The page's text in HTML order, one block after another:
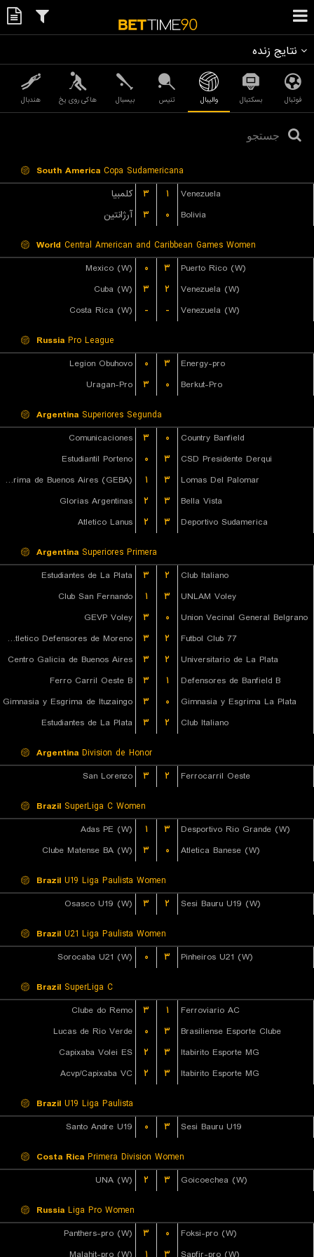
نتایج زنده
فوتبال بسکتبال والیبال تنیس بیسبال هاکی روی یخ هندبال
South America Copa Sudamericana
کلمبیا
۳ ۱
Venezuela
آرژانتین
۳ ۰ Bolivia
World Central American and Caribbean Games Women
Mexico (W)
۰ ۳
Puerto Rico (W)
Cuba (W)
۳ ۲
Venezuela (W)
Costa Rica (W)
- - Venezuela (W)
Russia Pro League
Legion Obuhovo
۰ ۳
Energy-pro
Uragan-Pro
۳ ۰ Berkut-Pro
Argentina Superiores Segunda
Comunicaciones
۳ ۰
Country Banfield
Estudiantil Porteno
۰ ۳
CSD Presidente Derqui
Gimnasia y Esgrima de Buenos Aires (GEBA)
۱ ۳
Lomas Del Palomar
Glorias Argentinas
۲ ۳
Bella Vista
Atletico Lanus
۲ ۳ Deportivo Sudamerica
Argentina Superiores Primera
Estudiantes de La Plata
۳ ۲
Club Italiano
Club San Fernando
۱ ۳
UNLAM Voley
GEVP Voley
۳ ۰
Union Vecinal General Belgrano
Club Atletico Defensores de Moreno
۳ ۲
77 Futbol Club
Centro Galicia de Buenos Aires
۳ ۲
Universitario de La Plata
Ferro Carril Oeste B
۳ ۱
Defensores de Banfield B
Gimnasia y Esgrima de Ituzaingo
۳ ۰
Gimnasia y Esgrima La Plata
Estudiantes de La Plata
۳ ۲ Club Italiano
Argentina Division de Honor
San Lorenzo
۳ ۲ Ferrocarril Oeste
Brazil SuperLiga C Women
Adas PE (W)
۱ ۳
Desportivo Rio Grande (W)
Clube Matense BA (W)
۳ ۰ Atletica Banese (W)
Brazil U19 Liga Paulista Women
Osasco U19 (W)
۳ ۲ Sesi Bauru U19 (W)
Brazil U21 Liga Paulista Women
Sorocaba U21 (W)
۰ ۳ Pinheiros U21 (W)
Brazil SuperLiga C
Clube do Remo
۳ ۱
Ferroviario AC
Lucas de Rio Verde
۰ ۳
Brasiliense Esporte Clube
Capixaba Volei ES
۲ ۳
Itabirito Esporte MG
Acvp/Capixaba VC
۲ ۳ Itabirito Esporte MG
Brazil U19 Liga Paulista
Santo Andre U19
۰ ۳ Sesi Bauru U19
Costa Rica Primera Division Women
UNA (W)
۲ ۳ Goicoechea (W)
Russia Liga Pro Women
Panthers-pro (W)
۳ ۰
Foksi-pro (W)